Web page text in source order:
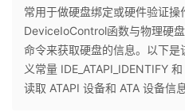
个
人
我
常用于做硬盘绑定或硬件验证
DeviceIoControl函数与物理硬
命令来获取硬盘的信息。以下
义常量 IDE_ATAPI_IDENTIFY
读取 ATAPI 设备和 ATA 设备信